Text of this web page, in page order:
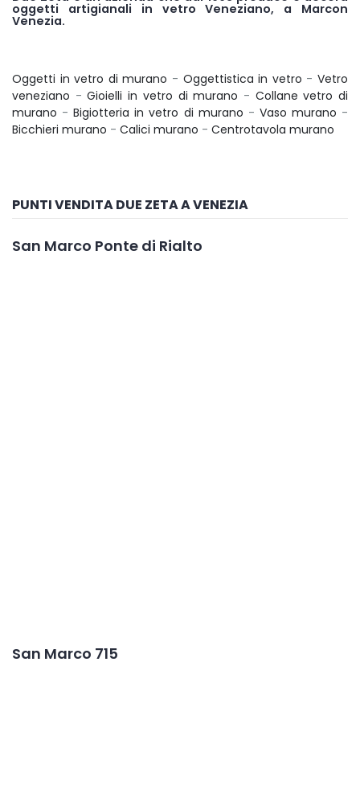
oggetti artigianali in vetro Veneziano, a Marcon
Venezia.
Oggetti in vetro di murano - Oggettistica in vetro -Vetro
veneziano -Gioielli in vetro di murano - Collane vetro di
murano -Bigiotteria in vetro di murano - Vaso murano -
Bicchieri murano - Calici murano - Centrotavola murano
PUNTI VENDITA DUE ZETA A VENEZIA
San Marco Ponte di Rialto
San Marco 715